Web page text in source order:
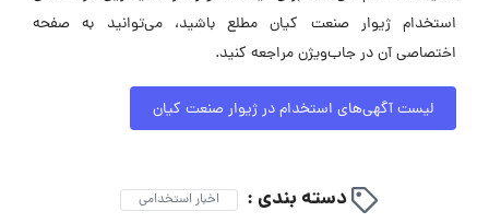
استخدام ژیوار صنعت کیان مطلع باشید، می‌توانید به صفحه
اختصاصی آن در جاب‌ویژن مراجعه کنید.
لیست آگهی‌های استخدام در ژیوار صنعت کیان
دسته بندی : اخبار استخدامی